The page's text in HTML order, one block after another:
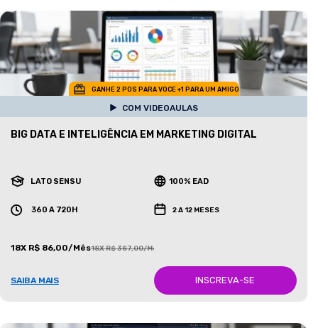
GANHE 2 POS PARA VOCE +1 PARA UM AMIGO
COM VIDEOAULAS
BIG DATA E INTELIGÊNCIA EM MARKETING DIGITAL
LATO SENSU 100% EAD
360 A 720H 2 A 12 MESES
18X R$ 86,00/Mês18X R$ 387,00/Mês
SAIBA MAIS INSCREVA-SE